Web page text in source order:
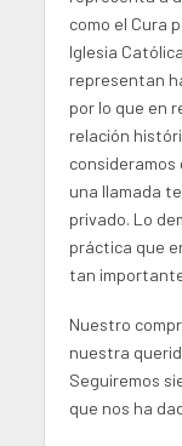
como el Cura
Iglesia
representan
por lo que en
relación
consideramos
una llamada
privado. Lo
práctica que
tan
Nuestro
nuestra
Seguiremos
que nos ha